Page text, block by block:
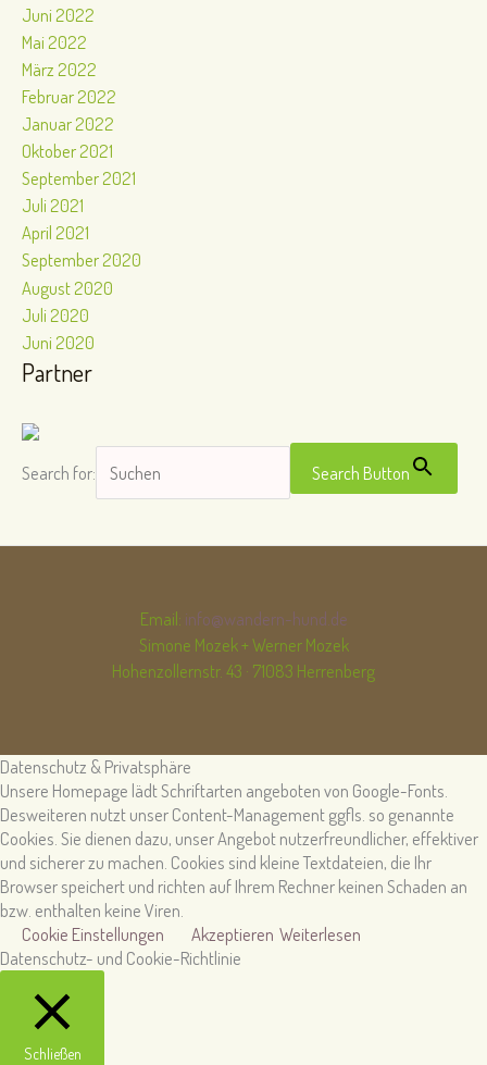
Juni 2022
Mai 2022
März 2022
Februar 2022
Januar 2022
Oktober 2021
September 2021
Juli 2021
April 2021
September 2020
August 2020
Juli 2020
Juni 2020
Partner
Search for: Search Button
Email: info@wandern-hund.de
Simone Mozek + Werner Mozek
Hohenzollernstr. 43 · 71083 Herrenberg
Datenschutz & Privatsphäre
Unsere Homepage lädt Schriftarten angeboten von Google-Fonts.
Desweiteren nutzt unser Content-Management ggfls. so genannte
Cookies. Sie dienen dazu, unser Angebot nutzerfreundlicher, effektiver
und sicherer zu machen. Cookies sind kleine Textdateien, die Ihr
Browser speichert und richten auf Ihrem Rechner keinen Schaden an
bzw. enthalten keine Viren.
Cookie Einstellungen
Akzeptieren Weiterlesen
Datenschutz- und Cookie-Richtlinie
Schließen